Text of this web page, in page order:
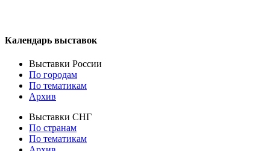
Календарь выставок
Выставки России
По городам
По тематикам
Архив
Выставки СНГ
По странам
По тематикам